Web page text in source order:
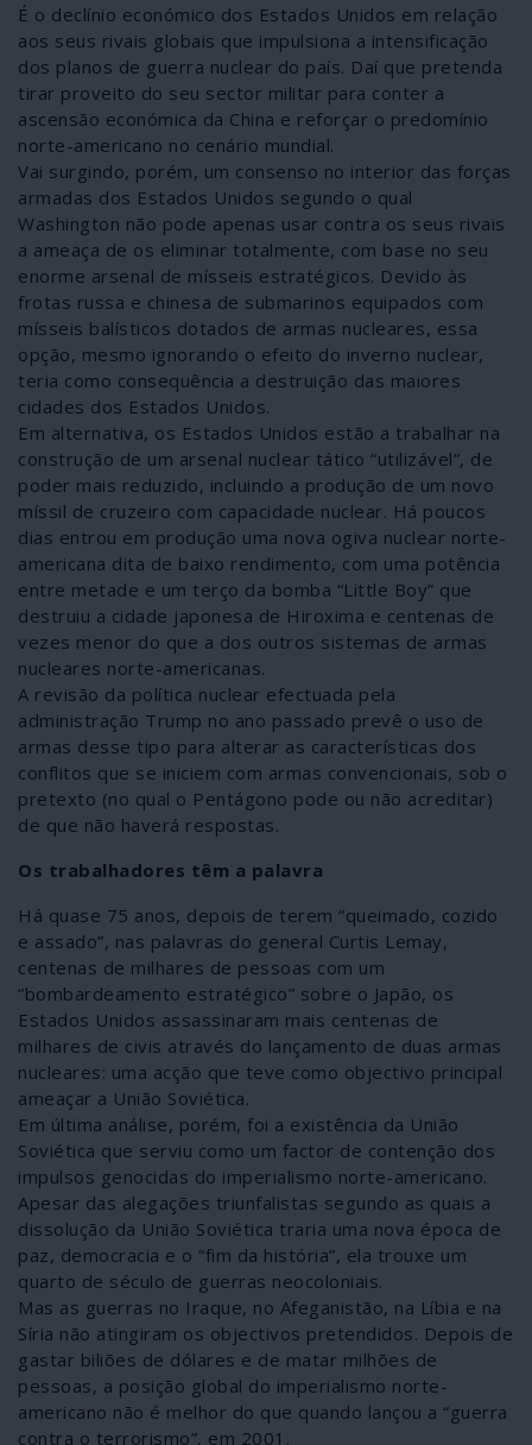
É o declínio económico dos Estados Unidos em relação
aos seus rivais globais que impulsiona a intensificação
dos planos de guerra nuclear do país. Daí que pretenda
tirar proveito do seu sector militar para conter a
ascensão económica da China e reforçar o predomínio
norte-americano no cenário mundial.
Vai surgindo, porém, um consenso no interior das forças
armadas dos Estados Unidos segundo o qual
Washington não pode apenas usar contra os seus rivais
a ameaça de os eliminar totalmente, com base no seu
enorme arsenal de mísseis estratégicos. Devido às
frotas russa e chinesa de submarinos equipados com
mísseis balísticos dotados de armas nucleares, essa
opção, mesmo ignorando o efeito do inverno nuclear,
teria como consequência a destruição das maiores
cidades dos Estados Unidos.
Em alternativa, os Estados Unidos estão a trabalhar na
construção de um arsenal nuclear tático “utilizável”, de
poder mais reduzido, incluindo a produção de um novo
míssil de cruzeiro com capacidade nuclear. Há poucos
dias entrou em produção uma nova ogiva nuclear norte-
americana dita de baixo rendimento, com uma potência
entre metade e um terço da bomba “Little Boy” que
destruiu a cidade japonesa de Hiroxima e centenas de
vezes menor do que a dos outros sistemas de armas
nucleares norte-americanas.
A revisão da política nuclear efectuada pela
administração Trump no ano passado prevê o uso de
armas desse tipo para alterar as características dos
conflitos que se iniciem com armas convencionais, sob o
pretexto (no qual o Pentágono pode ou não acreditar)
de que não haverá respostas.
Os trabalhadores têm a palavra
Há quase 75 anos, depois de terem “queimado, cozido
e assado”, nas palavras do general Curtis Lemay,
centenas de milhares de pessoas com um
“bombardeamento estratégico” sobre o Japão, os
Estados Unidos assassinaram mais centenas de
milhares de civis através do lançamento de duas armas
nucleares: uma acção que teve como objectivo principal
ameaçar a União Soviética.
Em última análise, porém, foi a existência da União
Soviética que serviu como um factor de contenção dos
impulsos genocidas do imperialismo norte-americano.
Apesar das alegações triunfalistas segundo as quais a
dissolução da União Soviética traria uma nova época de
paz, democracia e o “fim da história”, ela trouxe um
quarto de século de guerras neocoloniais.
Mas as guerras no Iraque, no Afeganistão, na Líbia e na
Síria não atingiram os objectivos pretendidos. Depois de
gastar biliões de dólares e de matar milhões de
pessoas, a posição global do imperialismo norte-
americano não é melhor do que quando lançou a “guerra
contra o terrorismo”, em 2001.